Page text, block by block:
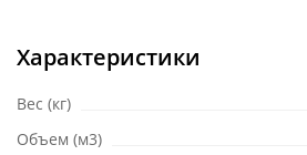
Характеристики
Вес (кг)
Объем (м3)